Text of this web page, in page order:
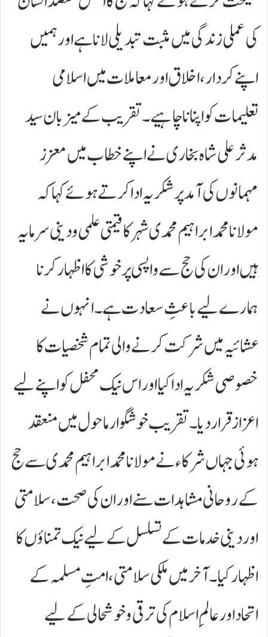
کی عملی زندگی میں مثبت تبدیلی لانا ہے اور ہمیں
اپنے کردار، اخلاق اور معاملات میں اسلامی
تعلیمات کو اپنانا چاہیے۔تقریب کے میزبان سید
مدثر علی شاہ بخاری نے اپنے خطاب میں معزز
مہمانوں کی آمد پر شکریہ ادا کرتے ہوئے کہا کہ
مولانا محمد ابراہیم محمدی شہر کا قیمتی علمی و دینی سرمایہ
ہیں اور ان کی حج سے واپسی پر خوشی کا اظہار کرنا
ہمارے لیے باعثِ سعادت ہے۔ انہوں نے
عشائیہ میں شرکت کرنے والی تمام شخصیات کا
خصوصی شکریہ ادا کیا اور اس نیک محفل کو اپنے لیے
اعزاز قرار دیا۔تقریب خوشگوار ماحول میں منعقد
ہوئی جہاں شرکاء نے مولانا محمد ابراہیم محمدی سے حج
کے روحانی مشاہدات سنے اور ان کی صحت، سلامتی
اور دینی خدمات کے تسلسل کے لیے نیک تمناؤں کا
اظہار کیا۔ آخر میں ملکی سلامتی، امتِ مسلمہ کے
اتحاد اور عالمِ اسلام کی ترقی و خوشحالی کے لیے